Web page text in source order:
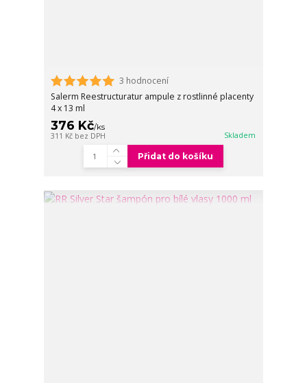
3 hodnocení
Salerm Reestructuratur ampule z rostlinné placenty
4 x 13 ml
376 Kč/ks
311 Kč bez DPH Skladem
Přidat do košíku